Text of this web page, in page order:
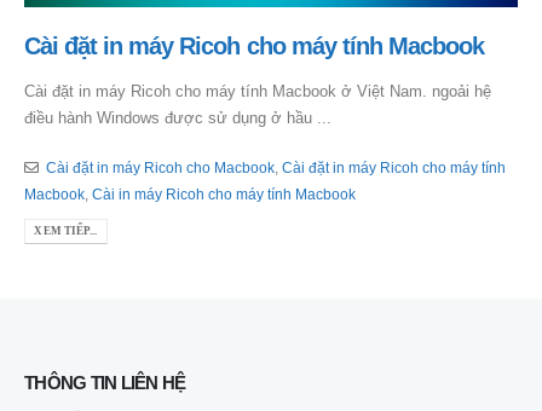
Cài đặt in máy Ricoh cho máy tính Macbook
Cài đặt in máy Ricoh cho máy tính Macbook ở Việt Nam. ngoải hệ
điều hành Windows được sử dụng ở hầu ...
Cài đặt in máy Ricoh cho Macbook, Cài đặt in máy Ricoh cho máy tính
Macbook Cài in máy Ricoh cho máy tính Macbook
XEM TIẾP...
THÔNG TIN LIÊN HỆ